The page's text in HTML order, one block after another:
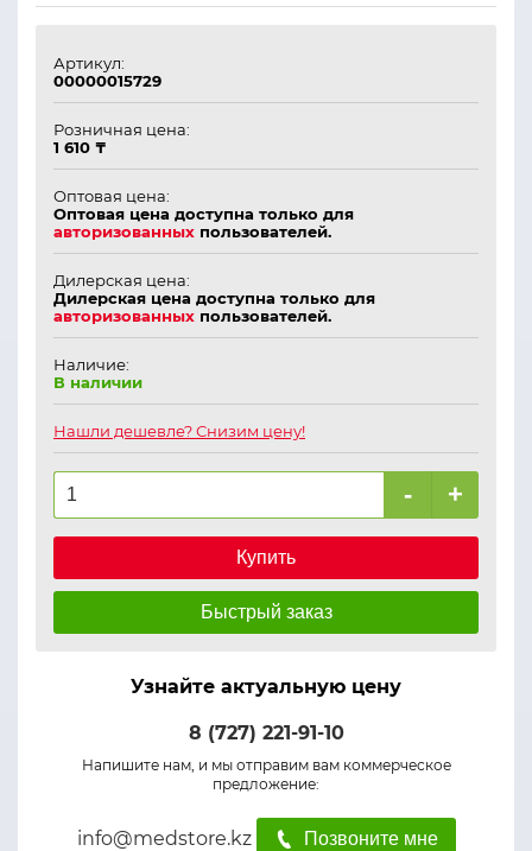
Артикул:
00000015729
Розничная цена:
1 610 ₸
Оптовая цена:
Оптовая цена доступна только для
авторизованных пользователей.
Дилерская цена:
Дилерская цена доступна только для
авторизованных пользователей.
Наличие:
В наличии
Нашли дешевле? Снизим цену!
- +
Купить
Быстрый заказ
Узнайте актуальную цену
8 (727) 221-91-10
Напишите нам, и мы отправим вам коммерческое
предложение:
info@medstore.kz Позвоните мне